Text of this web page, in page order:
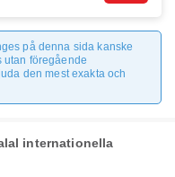
på denna sida kanske
utan föregående
den mest exakta och
internationella